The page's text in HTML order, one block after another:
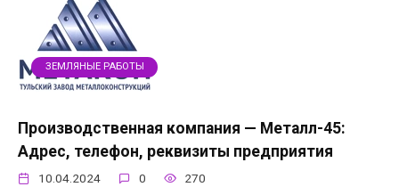
ЗЕМЛЯНЫЕ РАБОТЫ
Производственная компания — Металл-45:
Адрес, телефон, реквизиты предприятия
10.04.2024 0 270